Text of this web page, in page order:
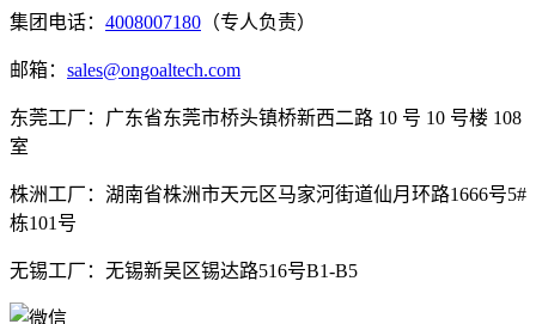
集团电话： 4008007180 （专人负责）
邮箱： sales@ongoaltech.com
东莞工厂：广东省东莞市桥头镇桥新西二路 10 号 10 号楼 108
室
株洲工厂：湖南省株洲市天元区马家河街道仙月环路1666号5#
栋101号
无锡工厂：无锡新吴区锡达路516号B1-B5